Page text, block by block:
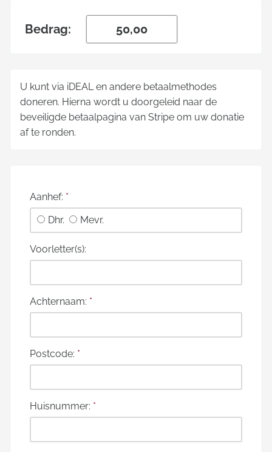
Bedrag:
U kunt via iDEAL en andere betaalmethodes
doneren. Hierna wordt u doorgeleid naar de
beveiligde betaalpagina van Stripe om uw donatie
af te ronden.
Aanhef: *
Dhr.
Mevr.
Voorletter(s):
Achternaam: *
Postcode: *
Huisnummer: *